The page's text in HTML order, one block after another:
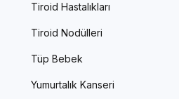
Tiroid Hastalıkları
Tiroid Nodülleri
Tüp Bebek
Yumurtalık Kanseri